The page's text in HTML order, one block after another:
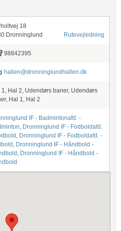
18
Dronninglund
Rutevejledning
98842395
hallen@dronninglundhallen.dk
1, Hal 2, Udendørs baner, Udendørs
Hal 1, Hal 2
IF - Badmintonafd. -
, Dronninglund IF - Fodboldafd.
, Dronninglund IF - Fodboldafd. -
, Dronninglund IF - Håndbold -
, Dronninglund IF - Håndbold -